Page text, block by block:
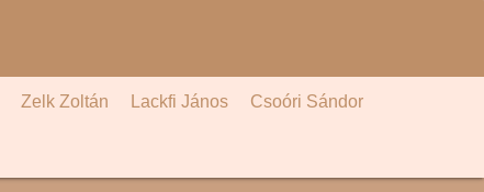
Zelk Zoltán Lackfi János Csoóri Sándor